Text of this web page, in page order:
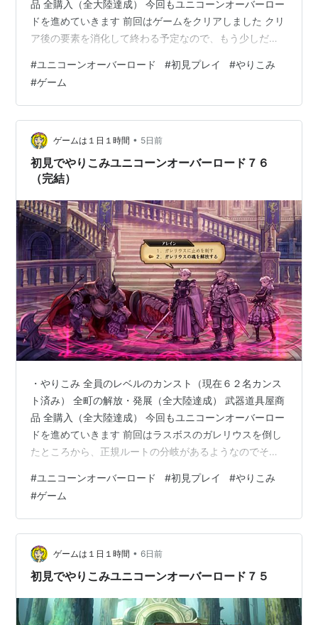
品 全購入（全大陸達成） 今回もユニコーンオーバーロー
ドを進めていきます 前回はゲームをクリアしました クリ
ア後の要素を消化して終わる予定なので、もう少しだけ
きたので、それで地図を１００％にしました クリア後に
仲間キャラから激励の言葉をもらえるのですが、会話だ
けなのでカットしますｗ
#ユニコーンオーバーロード #初見プレイ #やりこみ
#ゲーム
ゲームは１日１時間 • 5日前
初見でやりこみユニコーンオーバーロード７６
（完結）
・やりこみ 全員のレベルのカンスト（現在６２名カンス
ト済み） 全町の解放・発展（全大陸達成） 武器道具屋商
品 全購入（全大陸達成） 今回もユニコーンオーバーロー
ドを進めていきます 前回はラスボスのガレリウスを倒し
たところから、正規ルートの分岐があるようなのでそち
ド、一回見ているので今度は間違えません！ｗ
#ユニコーンオーバーロード #初見プレイ #やりこみ
#ゲーム
ゲームは１日１時間 • 6日前
初見でやりこみユニコーンオーバーロード７５